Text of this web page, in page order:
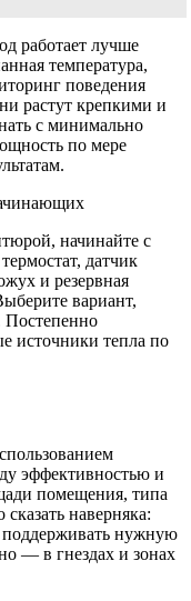
работает лучше
температура,
поведения
растут крепкими и
с минимально
по мере
начинайте с
датчик
и резервная
вариант,
Постепенно
источники тепла по
эффективностью и
помещения, типа
наверняка:
поддерживать нужную
— в гнездах и зонах